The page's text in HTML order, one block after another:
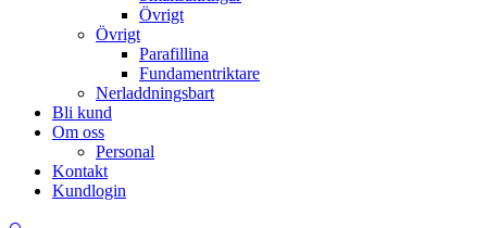
Övrigt
Övrigt
Parafillina
Fundamentriktare
Nerladdningsbart
Bli kund
Om oss
Personal
Kontakt
Kundlogin